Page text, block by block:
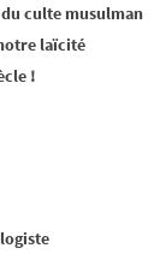
culte musulman
laïcité
!